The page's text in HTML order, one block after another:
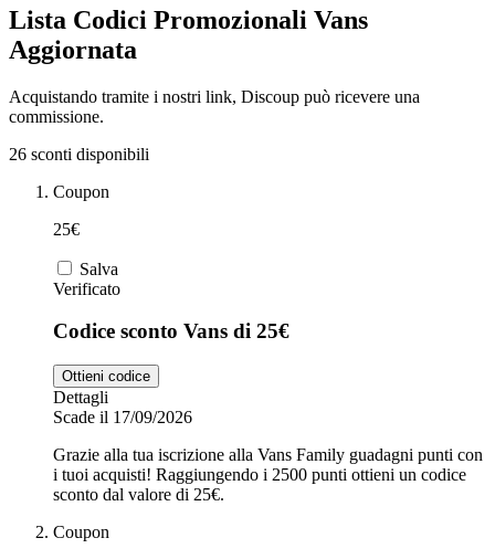
Samsung
Fineco
Zooplus
Alpitour
Privé by
Zalando
adidas
Unieuro
Cosmetici e
Profumi
Trasporti
Farmacia
Scarpe
Lista Codici Promozionali Vans
Aggiornata
Acquistando tramite i nostri link, Discoup può ricevere una
commissione.
26 sconti disponibili
Coupon
25€
Salva
Verificato
Codice sconto Vans di 25€
Ottieni codice
Dettagli
Scade il 17/09/2026
Grazie alla tua iscrizione alla Vans Family guadagni punti con
i tuoi acquisti! Raggiungendo i 2500 punti ottieni un codice
sconto dal valore di 25€.
Coupon